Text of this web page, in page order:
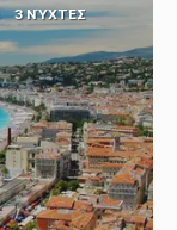
3 ΝΎΧΤΕΣ